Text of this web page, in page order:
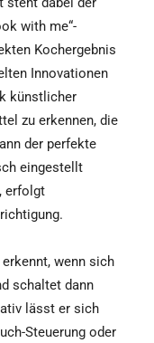
with me“-
Kochergebnis
Innovationen
künstlicher
zu erkennen, die
der perfekte
eingestellt
erfolgt
wenn sich
schaltet dann
lässt er sich
Steuerung oder